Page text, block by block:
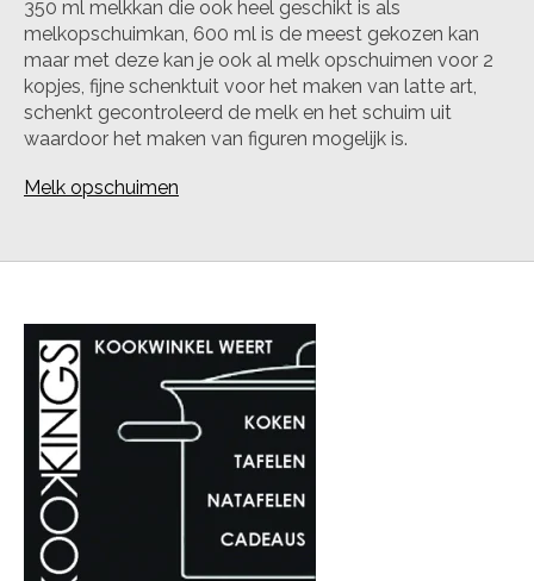
350 ml melkkan die ook heel geschikt is als
melkopschuimkan, 600 ml is de meest gekozen kan
maar met deze kan je ook al melk opschuimen voor 2
kopjes, fijne schenktuit voor het maken van latte art,
schenkt gecontroleerd de melk en het schuim uit
waardoor het maken van figuren mogelijk is.
Melk opschuimen